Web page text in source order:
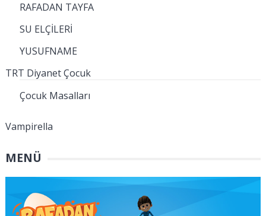
RAFADAN TAYFA
SU ELÇİLERİ
YUSUFNAME
TRT Diyanet Çocuk
Çocuk Masalları
Vampirella
MENÜ